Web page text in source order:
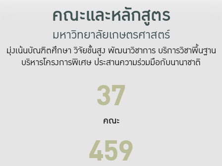
คณะและหลักสูตร
มหาวิทยาลัยเกษตรศาสตร์
มุ่งเน้นบัณฑิตศึกษา วิจัยขั้นสูง พัฒนาวิชาการ บริการวิชาพื้นฐาน
บริหารโครงการพิเศษ ประสานความร่วมมือกับนานาชาติ
37
คณะ
459